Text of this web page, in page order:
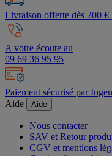
Livraison offerte dès 200
A votre écoute au
09 69 36 95 95
Paiement sécurisé par
Aide
Aide
Nous contacter
SAV et Retour
CGV et mentions